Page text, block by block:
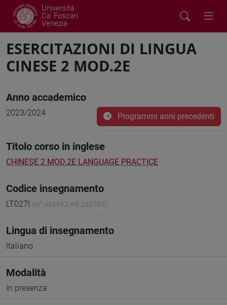
Università
Ca' Foscari
Venezia
ESERCITAZIONI DI LINGUA
CINESE 2 MOD.2E
Anno accademico
2023/2024 Programmi anni precedenti
Titolo corso in inglese
CHINESE 2 MOD.2E LANGUAGE PRACTICE
Codice insegnamento
LT027I (AF:486692 AR:268789)
Lingua di insegnamento
Italiano
Modalità
In presenza